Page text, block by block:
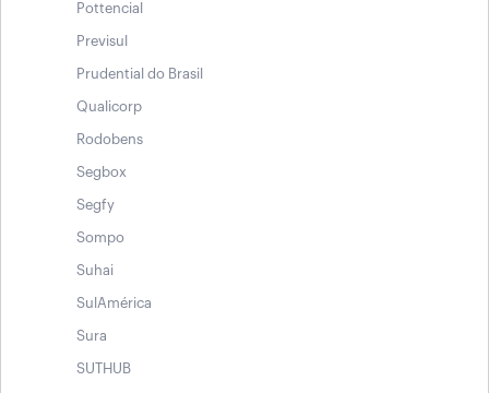
Pottencial
Previsul
Prudential do Brasil
Qualicorp
Rodobens
Segbox
Segfy
Sompo
Suhai
SulAmérica
Sura
SUTHUB